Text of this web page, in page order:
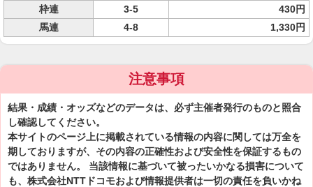
枠連
3-5
430円
馬連
4-8 1,330円
注意事項
結果・成績・オッズなどのデータは、必ず主催者発行のものと照合
し確認してください。
本サイトのページ上に掲載されている情報の内容に関しては万全を
期しておりますが、その内容の正確性および安全性を保証するもの
ではありません。 当該情報に基づいて被ったいかなる損害について
も、株式会社NTTドコモおよび情報提供者は一切の責任を負いかね